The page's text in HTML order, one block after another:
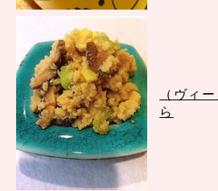
（ヴィ
ら